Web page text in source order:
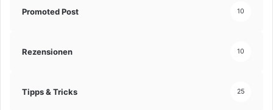
Promoted Post 10
Rezensionen 10
Tipps & Tricks 25